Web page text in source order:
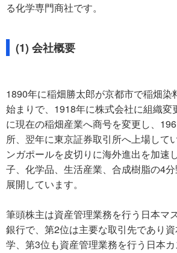
る化学専門商社です。
(1) 会社概要
1890年に稲畑勝太郎が京都市で稲畑染
始まりで、1918年に株式会社に組織変
に現在の稲畑産業へ商号を変更し、
所、翌年に東京証券取引所へ上場して
ンガポールを皮切りに海外進出を加速
子、化学品、生活産業、合成樹脂の4
展開しています。
筆頭株主は資産管理業務を行う日本マ
銀行で、第2位は主要な取引先であり
学、第3位も資産管理業務を行う日本